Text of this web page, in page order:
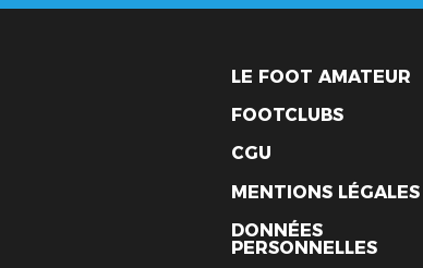
LE FOOT AMATEUR
FOOTCLUBS
CGU
MENTIONS LÉGALES
DONNÉES
PERSONNELLES